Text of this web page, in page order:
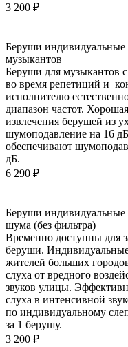
3 200 ₽
Беруши
музыкантов
Беруши для музыкантов
во время репетиций и
исполнителю
диапазон частот.
извлечения берушей из
шумоподавление на 16
обеспечивают
дБ.
6 290 ₽
Беруши индивидуальные
шума (без фильтра)
Временно доступны для
беруши.
жителей больших
слуха от вредного
звуков улицы.
слуха в интенсивной
по индивидуальному
за 1 берушу.
3 200 ₽